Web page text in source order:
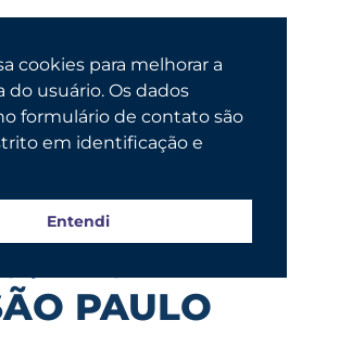
PAULO
cookies para melhorar a
do usuário. Os dados
formulário de contato são
em identificação e
Entendi